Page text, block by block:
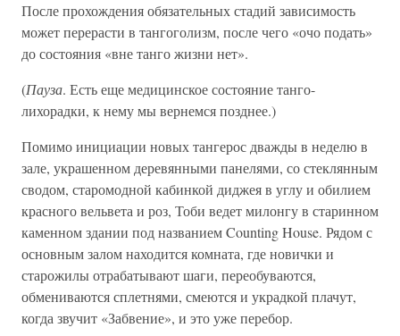
После прохождения обязательных стадий зависимость
может перерасти в тангоголизм, после чего «очо подать»
до состояния «вне танго жизни нет».
(Пауза. Есть еще медицинское состояние танго-
лихорадки, к нему мы вернемся позднее.)
Помимо инициации новых тангерос дважды в неделю в
зале, украшенном деревянными панелями, со стеклянным
сводом, старомодной кабинкой диджея в углу и обилием
красного вельвета и роз, Тоби ведет милонгу в старинном
каменном здании под названием Counting House. Рядом с
основным залом находится комната, где новички и
старожилы отрабатывают шаги, переобуваются,
обмениваются сплетнями, смеются и украдкой плачут,
когда звучит «Забвение», и это уже перебор.